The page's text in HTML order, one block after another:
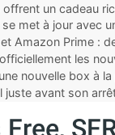
offrent un cadeau
se met à jour avec
...
Amazon Prime :
les
cadeaux
nouvelle box à
juste avant son